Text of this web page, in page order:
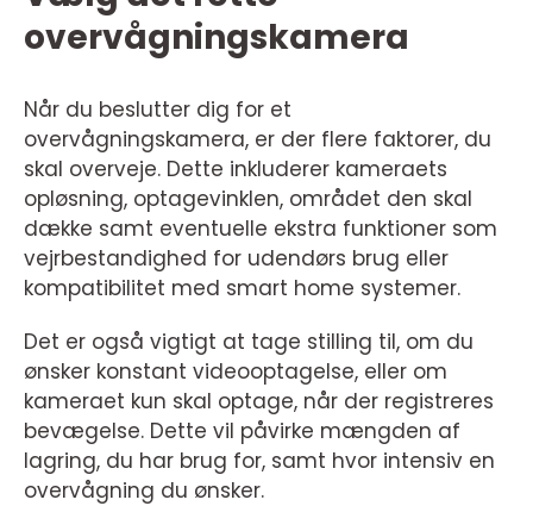
overvågningskamera
Når du beslutter dig for et
overvågningskamera, er der flere faktorer, du
skal overveje. Dette inkluderer kameraets
opløsning, optagevinklen, området den skal
dække samt eventuelle ekstra funktioner som
vejrbestandighed for udendørs brug eller
kompatibilitet med smart home systemer.
Det er også vigtigt at tage stilling til, om du
ønsker konstant videooptagelse, eller om
kameraet kun skal optage, når der registreres
bevægelse. Dette vil påvirke mængden af
lagring, du har brug for, samt hvor intensiv en
overvågning du ønsker.